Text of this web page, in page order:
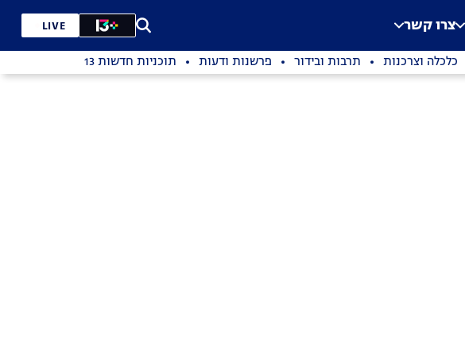
צרו קשר LIVE
כלכלה וצרכנות תרבות ובידור פרשנות ודעות תוכניות חדשות 13